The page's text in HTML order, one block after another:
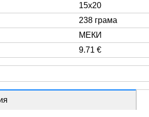
15x20
238 грама
МЕКИ
9.71 €